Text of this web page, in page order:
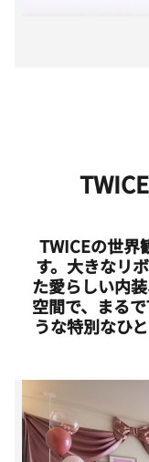
TWICEの世界
す。大きなリ
た愛らしい内
空間で、まる
うな特別なひ